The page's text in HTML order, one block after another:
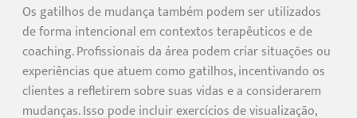
Os gatilhos de mudança também podem ser utilizados
de forma intencional em contextos terapêuticos e de
coaching. Profissionais da área podem criar situações ou
experiências que atuem como gatilhos, incentivando os
clientes a refletirem sobre suas vidas e a considerarem
mudanças. Isso pode incluir exercícios de visualização,